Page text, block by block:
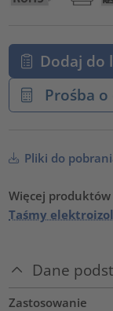
Dodaj do
Prośba
Pliki do
Więcej produktów
Taśmy
Dane
Zastosowanie